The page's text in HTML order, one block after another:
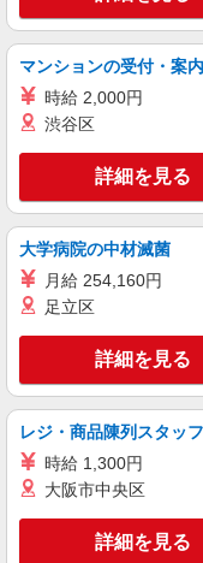
キープ
派遣社員
株式会社kotrio /●HR-H-
三
通費
キープ
派遣社員
株式会社kotrio /●HR-H-
＼収
キープ
マンションの受付・案
時給 2,000円
渋谷区
詳細を見る
大学病院の中材滅菌
月給 254,160円
足立区
詳細を見る
レジ・商品陳列スタッフ
時給 1,300円
大阪市中央区
詳細を見る